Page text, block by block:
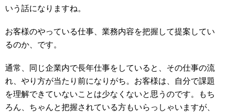
いう話になりますね。
お客様のやっている仕事、業務内容を把握して提案してい
るのか、です。
通常、同じ企業内で長年仕事をしていると、その仕事の流
れ、やり方が当たり前になりがち。お客様は、自分で課題
を理解できていないことは少なくないと思うのです。もち
ろん、ちゃんと把握されている方もいらっしゃいますが、